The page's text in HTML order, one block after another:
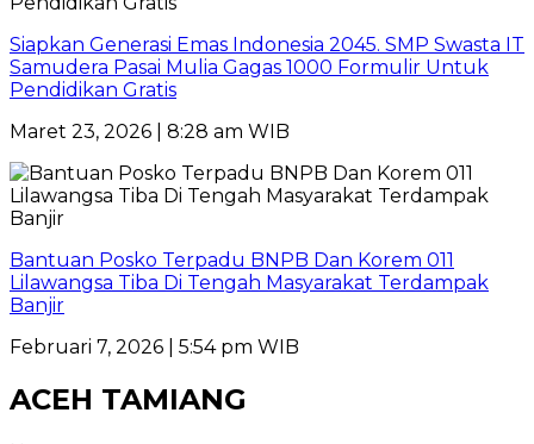
Siapkan Generasi Emas Indonesia 2045. SMP Swasta IT
Samudera Pasai Mulia Gagas 1000 Formulir Untuk
Pendidikan Gratis
Maret 23, 2026 | 8:28 am WIB
Bantuan Posko Terpadu BNPB Dan Korem 011
Lilawangsa Tiba Di Tengah Masyarakat Terdampak
Banjir
Februari 7, 2026 | 5:54 pm WIB
ACEH TAMIANG